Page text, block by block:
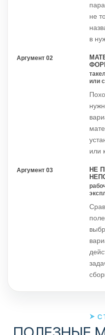
не
в
Аргумент 02
или
или
Аргумент 03
НЕ